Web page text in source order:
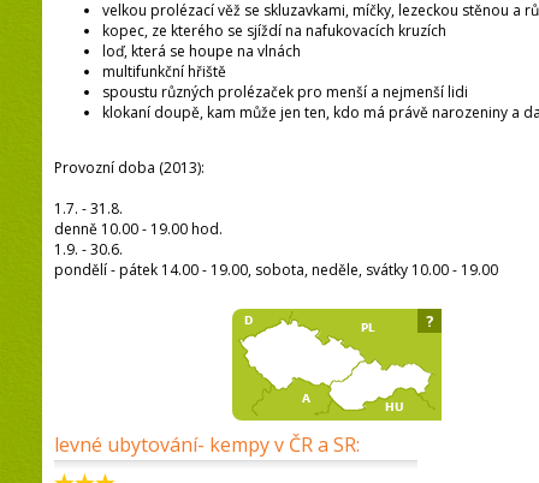
velkou prolézací věž se skluzavkami, míčky, lezeckou stěnou a
kopec, ze kterého se sjíždí na nafukovacích kruzích
loď, která se houpe na vlnách
multifunkční hřiště
spoustu různých prolézaček pro menší a nejmenší lidi
klokaní doupě, kam může jen ten, kdo má právě narozeniny a
Provozní doba (2013):
1.7. - 31.8.
denně 10.00 - 19.00 hod.
1.9. - 30.6.
pondělí - pátek 14.00 - 19.00, sobota, neděle, svátky 10.00 - 19.00
levné ubytování- kempy v ČR a SR:
?